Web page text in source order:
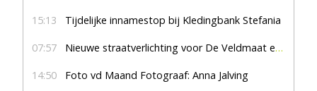
15:13 Tijdelijke innamestop bij Kledingbank Stefania
07:57 Nieuwe straatverlichting voor De Veldmaat en De Pas
14:50 Foto vd Maand Fotograaf: Anna Jalving